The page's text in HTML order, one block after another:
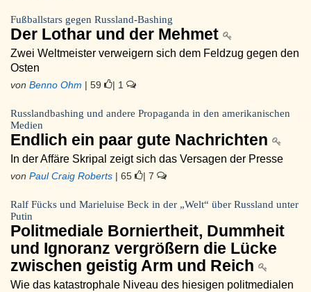
Fußballstars gegen Russland-Bashing
Der Lothar und der Mehmet
Zwei Weltmeister verweigern sich dem Feldzug gegen den
Osten
von Benno Ohm | 59 | 1
Russlandbashing und andere Propaganda in den amerikanischen
Medien
Endlich ein paar gute Nachrichten
In der Affäre Skripal zeigt sich das Versagen der Presse
von Paul Craig Roberts | 65 | 7
Ralf Fücks und Marieluise Beck in der „Welt“ über Russland unter
Putin
Politmediale Borniertheit, Dummheit
und Ignoranz vergrößern die Lücke
zwischen geistig Arm und Reich
Wie das katastrophale Niveau des hiesigen politmedialen